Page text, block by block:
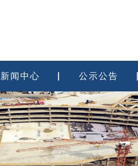
新闻中心 公示公告